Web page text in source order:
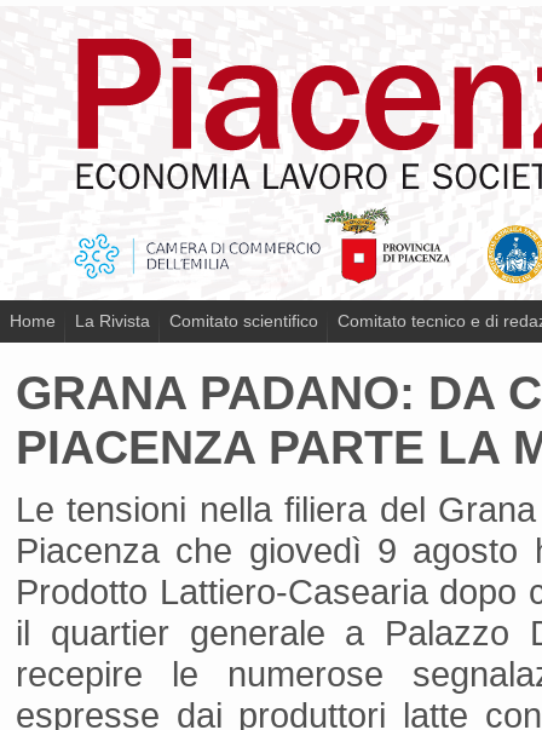
Home La Rivista Comitato scientifico Comitato tecnico e di
GRANA PADANO: DA
PIACENZA PARTE LA
Le tensioni nella filiera del
Piacenza che giovedì 9 agosto
Prodotto Lattiero-Casearia
il quartier generale a Palazzo
recepire le numerose
espresse dai produttori latte